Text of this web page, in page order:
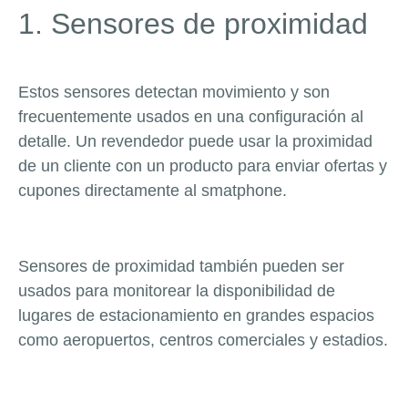
1. Sensores de proximidad
Estos sensores detectan movimiento y son
frecuentemente usados en una configuración al
detalle. Un revendedor puede usar la proximidad
de un cliente con un producto para enviar ofertas y
cupones directamente al smatphone.
Sensores de proximidad también pueden ser
usados para monitorear la disponibilidad de
lugares de estacionamiento en grandes espacios
como aeropuertos, centros comerciales y estadios.